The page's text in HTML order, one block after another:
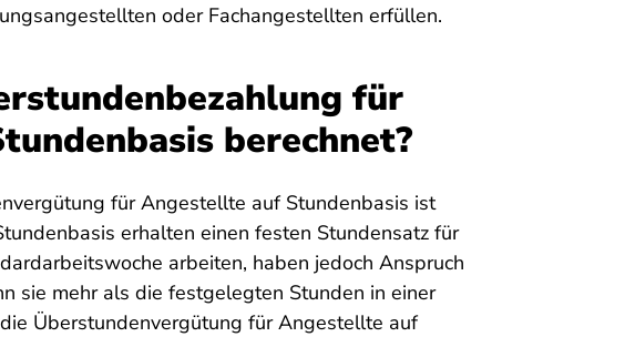
oder Fachangestellten erfüllen.
für
berechnet?
für Angestellte auf Stundenbasis ist
erhalten einen festen Stundensatz für
arbeiten, haben jedoch Anspruch
sie mehr als die festgelegten Stunden in einer
Überstundenvergütung für Angestellte auf